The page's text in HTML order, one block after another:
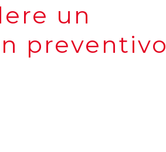
un
preventivo